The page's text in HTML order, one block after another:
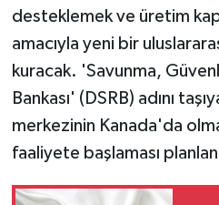
desteklemek ve üretim
amacıyla yeni bir
kuracak. 'Savunma,
Bankası' (DSRB) adını
merkezinin Kanada'da
faaliyete başlaması